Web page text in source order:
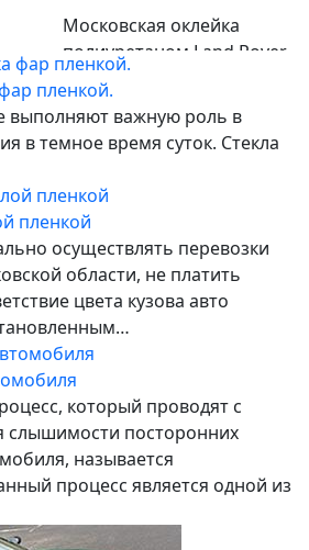
Московская оклейка
полиуретаном Land Rover
Defender
пленкой.
выполняют важную роль в
в темное время суток. Стекла
пленкой
осуществлять перевозки
области, не платить
цвета кузова авто
который проводят с
посторонних
называется
процесс является одной из